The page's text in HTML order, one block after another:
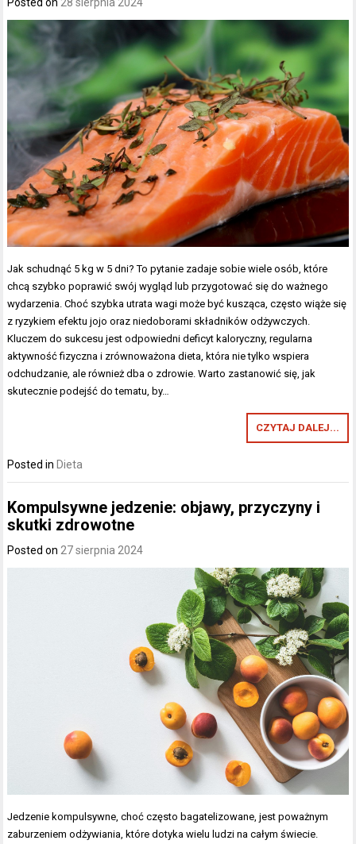
Posted on28 sierpnia 2024
Jak schudnąć 5 kg w 5 dni? To pytanie zadaje sobie wiele osób, które
chcą szybko poprawić swój wygląd lub przygotować się do ważnego
wydarzenia. Choć szybka utrata wagi może być kusząca, często wiąże się
z ryzykiem efektu jojo oraz niedoborami składników odżywczych.
Kluczem do sukcesu jest odpowiedni deficyt kaloryczny, regularna
aktywność fizyczna i zrównoważona dieta, która nie tylko wspiera
odchudzanie, ale również dba o zdrowie. Warto zastanowić się, jak
skutecznie podejść do tematu, by…
CZYTAJ DALEJ...
Posted in Dieta
Kompulsywne jedzenie: objawy, przyczyny i
skutki zdrowotne
Posted on 27 sierpnia 2024
Jedzenie kompulsywne, choć często bagatelizowane, jest poważnym
zaburzeniem odżywiania, które dotyka wielu ludzi na całym świecie.